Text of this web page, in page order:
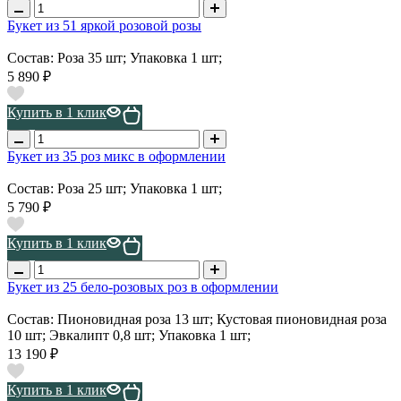
Букет из 51 яркой розовой розы
Состав: Роза 35 шт; Упаковка 1 шт;
5 890 ₽
Купить в 1 клик
Букет из 35 роз микс в оформлении
Состав: Роза 25 шт; Упаковка 1 шт;
5 790 ₽
Купить в 1 клик
Букет из 25 бело-розовых роз в оформлении
Состав: Пионовидная роза 13 шт; Кустовая пионовидная роза
10 шт; Эвкалипт 0,8 шт; Упаковка 1 шт;
13 190 ₽
Купить в 1 клик